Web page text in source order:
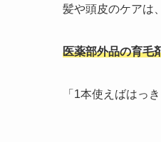
髪や頭皮のケアは
医薬部外品の育毛
「1本使えばはっ